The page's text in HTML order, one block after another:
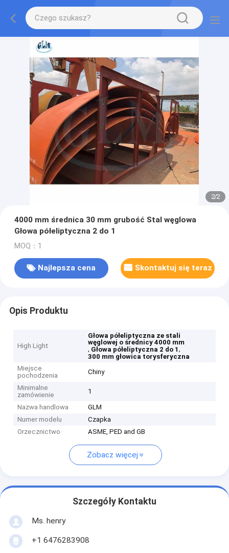
2/2
4000 mm średnica 30 mm grubość Stal węglowa
Głowa półeliptyczna 2 do 1
MOQ：1
Najlepsza cena Skontaktuj się teraz
Opis Produktu
High Light
Głowa półeliptyczna ze stali
węglowej o średnicy 4000 mm
, Głowa półeliptyczna 2 do 1,
300 mm głowica torysferyczna
Miejsce
pochodzenia
Chiny
Minimalne
zamówienie
1
Nazwa handlowa
GLM
Numer modelu
Czapka
Orzecznictwo
ASME, PED and GB
Zobacz więcej
Szczegóły Kontaktu
Ms. henry
+1 6476283908